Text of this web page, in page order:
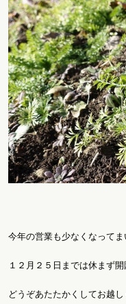
今年の営業も少なくなってま
１２月２５日までは休まず開
どうぞあたたかくしてお越し